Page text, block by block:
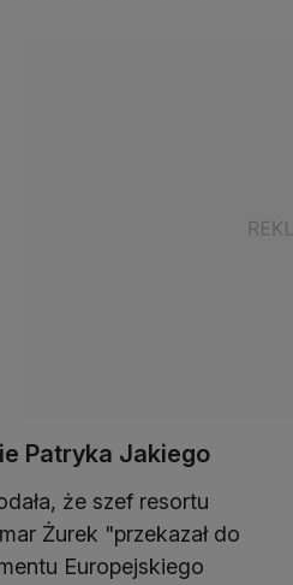
Patryka Jakiego
że szef resortu
Żurek "przekazał do
Europejskiego